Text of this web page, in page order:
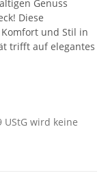
Genuss
Diese
und Stil in
trifft auf elegantes
UStG wird keine